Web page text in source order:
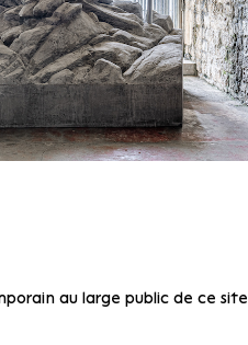
au large public de ce site